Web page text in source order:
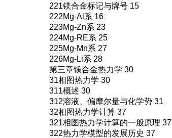
221镁合金标记与牌号 15
222Mg-Al系 16
223Mg-Zn系 23
224Mg-RE系 25
225Mg-Mn系 27
226Mg-Li系 28
第三章镁合金热力学 30
31相图热力学 30
311概述 30
312溶液、偏摩尔量与化学势 31
32相图热力学计算 37
321相图热力学计算的一般原理 37
322热力学模型的发展历史 37